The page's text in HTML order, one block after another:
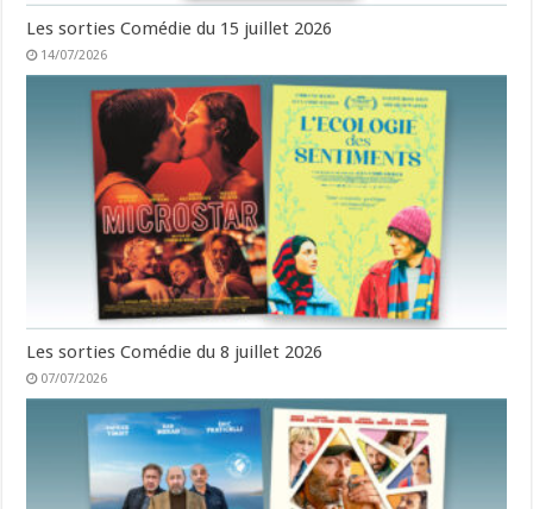
Les sorties Comédie du 15 juillet 2026
14/07/2026
Les sorties Comédie du 8 juillet 2026
07/07/2026